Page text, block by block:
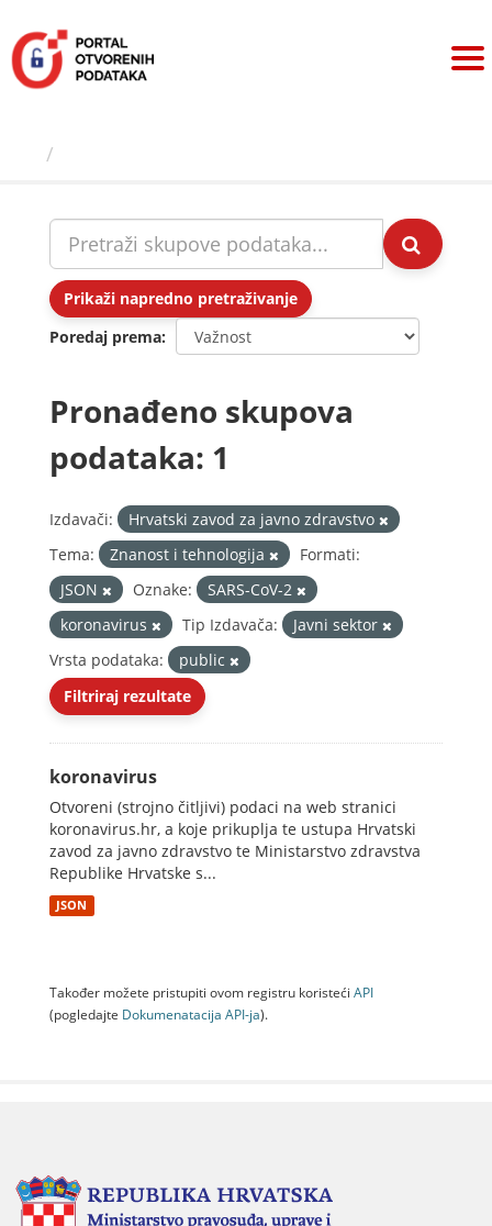
sadržaj
Prikaži napredno pretraživanje
Poredaj prema
Pronađeno skupova
podataka: 1
Izdavači:
Hrvatski zavod za javno zdravstvo
Tema:
Znanost i tehnologija
Formati:
JSON
Oznake:
SARS-CoV-2
koronavirus
Tip Izdavača:
Javni sektor
Vrsta podataka:
public
Filtriraj rezultate
koronavirus
Otvoreni (strojno čitljivi) podaci na web stranici
koronavirus.hr, a koje prikuplja te ustupa Hrvatski
zavod za javno zdravstvo te Ministarstvo zdravstva
Republike Hrvatske s...
JSON
Također možete pristupiti ovom registru koristeći API
(pogledajte Dokumenаtаcijа API-jа).